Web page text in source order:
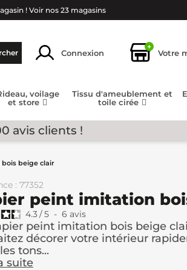
!Voir nos 23 magasins
Connexion
+
Votre
voilage
et store
Tissu d'ameublement et
toile cirée
avis clients !
beige clair
: 77352
peint imitation
4.3/5 - 6 avis
peint imitation bois beige
décorer votre intérieur
tons...
suite